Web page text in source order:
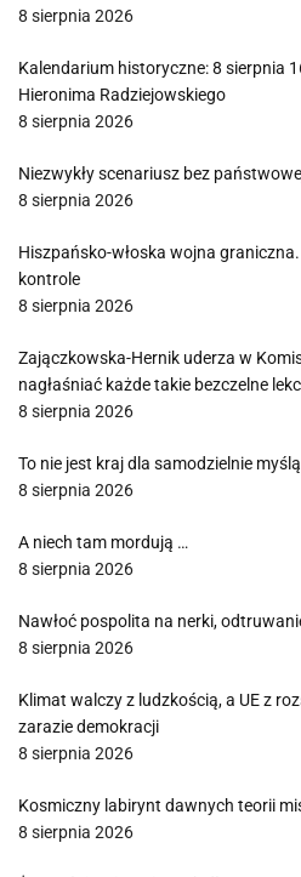
8 sierpnia 2026
Kalendarium historyczne: 8 sierpnia
Hieronima Radziejowskiego
8 sierpnia 2026
Niezwykły scenariusz bez
8 sierpnia 2026
Hiszpańsko-włoska wojna
kontrole
8 sierpnia 2026
Zajączkowska-Hernik uderza w
nagłaśniać każde takie bezczelne
8 sierpnia 2026
To nie jest kraj dla samodzielnie
8 sierpnia 2026
A niech tam mordują …
8 sierpnia 2026
Nawłoć pospolita na nerki,
8 sierpnia 2026
Klimat walczy z ludzkością, a UE z
zarazie demokracji
8 sierpnia 2026
Kosmiczny labirynt dawnych teorii
8 sierpnia 2026